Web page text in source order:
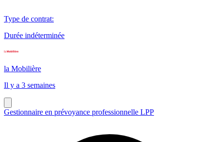
Type de contrat:
Durée indéterminée
la Mobilière
Il y a 3 semaines
Gestionnaire en prévoyance professionnelle LPP